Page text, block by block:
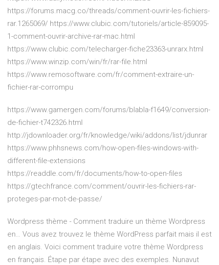
https://forums.macg.co/threads/comment-ouvrir-les-fichiers-
rar.1265069/ https://www.clubic.com/tutoriels/article-859095-
1-comment-ouvrir-archive-rar-mac.html
https://www.clubic.com/telecharger-fiche23363-unrarx.html
https://www.winzip.com/win/fr/rar-file.html
https://www.remosoftware.com/fr/comment-extraire-un-
fichier-rar-corrompu
https://www.gamergen.com/forums/blabla-f1649/conversion-
de-fichier-t742326.html
http://jdownloader.org/fr/knowledge/wiki/addons/list/jdunrar
https://www.phhsnews.com/how-open-files-windows-with-
different-file-extensions
https://readdle.com/fr/documents/how-to-open-files
https://gtechfrance.com/comment/ouvrir-les-fichiers-rar-
proteges-par-mot-de-passe/
Wordpress thème - Comment traduire un thème Wordpress
en… Vous avez trouvez le thème WordPress parfait mais il est
en anglais. Voici comment traduire votre thème Wordpress
en français. Étape par étape avec des exemples. Nunavut